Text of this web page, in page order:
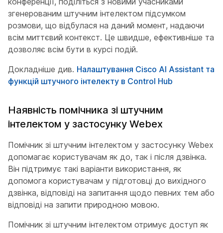
згенерованим штучним інтелектом підсумком
розмови, що відбулася на даний момент, надаючи
всім миттєвий контекст. Це швидше, ефективніше та
дозволяє всім бути в курсі подій.
Докладніше див. Налаштування Cisco AI Assistant та
функцій штучного інтелекту в Control Hub
Наявність помічника зі штучним
інтелектом у застосунку Webex
Помічник зі штучним інтелектом у застосунку Webex
допомагає користувачам як до, так і після дзвінка.
Він підтримує такі варіанти використання, як
допомога користувачам у підготовці до вихідного
дзвінка, відповіді на запитання щодо певних тем або
відповіді на запити природною мовою.
Помічник зі штучним інтелектом отримує доступ як